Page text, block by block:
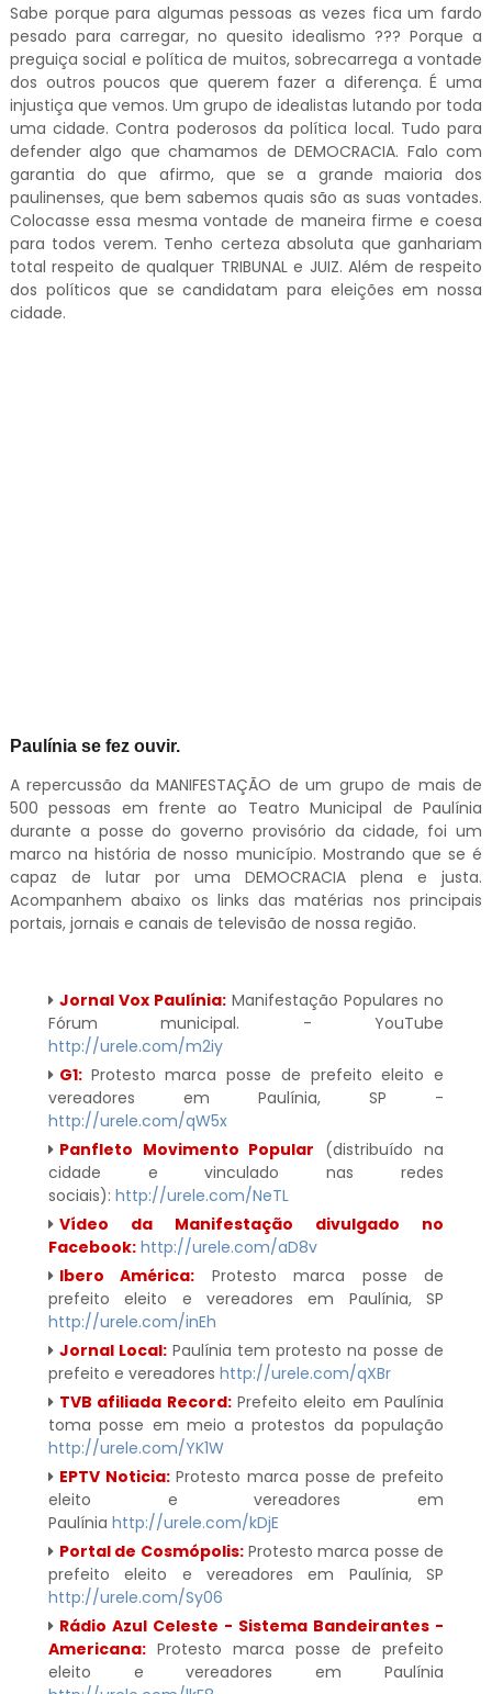
Sabe porque para algumas pessoas as vezes fica um fardo
pesado para carregar, no quesito idealismo ??? Porque a
preguiça social e política de muitos, sobrecarrega a vontade
dos outros poucos que querem fazer a diferença. É uma
injustiça que vemos. Um grupo de idealistas lutando por toda
uma cidade. Contra poderosos da política local. Tudo para
defender algo que chamamos de DEMOCRACIA. Falo com
garantia do que afirmo, que se a grande maioria dos
paulinenses, que bem sabemos quais são as suas vontades.
Colocasse essa mesma vontade de maneira firme e coesa
para todos verem. Tenho certeza absoluta que ganhariam
total respeito de qualquer TRIBUNAL e JUIZ. Além de respeito
dos políticos que se candidatam para eleições em nossa
cidade.
Paulínia se fez ouvir.
A repercussão da MANIFESTAÇÃO de um grupo de mais de
500 pessoas em frente ao Teatro Municipal de Paulínia
durante a posse do governo provisório da cidade, foi um
marco na história de nosso município. Mostrando que se é
capaz de lutar por uma DEMOCRACIA plena e justa.
Acompanhem abaixo os links das matérias nos principais
portais, jornais e canais de televisão de nossa região.
Jornal Vox Paulínia:Manifestação Populares no
Fórum municipal. - YouTube
http://urele.com/m2iy
G1: Protesto marca posse de prefeito eleito e
vereadores em Paulínia, SP -
http://urele.com/qW5x
Panfleto Movimento Popular (distribuído na
cidade e vinculado nas redes
sociais): http://urele.com/NeTL
Vídeo da Manifestação divulgado no
Facebook: http://urele.com/aD8v
Ibero América: Protesto marca posse de
prefeito eleito e vereadores em Paulí­nia, SP
http://urele.com/inEh
Jornal Local: Paulínia tem protesto na posse de
prefeito e vereadores http://urele.com/qXBr
TVB afiliada Record:Prefeito eleito em Paulínia
toma posse em meio a protestos da população
http://urele.com/YK1W
EPTV Noticia:Protesto marca posse de prefeito
eleito e vereadores em
Paulínia http://urele.com/kDjE
Portal de Cosmópolis:Protesto marca posse de
prefeito eleito e vereadores em Paulínia, SP
http://urele.com/Sy06
Rádio Azul Celeste - Sistema Bandeirantes -
Americana:Protesto marca posse de prefeito
eleito e vereadores em Paulínia